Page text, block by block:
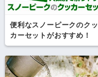
便利なスノーピークのクッ
カーセットがおすすめ！